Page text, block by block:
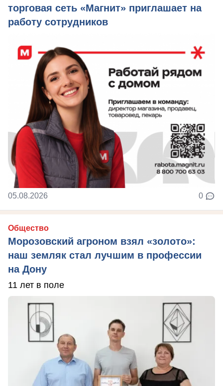
торговая сеть «Магнит» приглашает на
работу сотрудников
05.08.2026 0
Общество
Морозовский агроном взял «золото»:
наш земляк стал лучшим в профессии
на Дону
11 лет в поле